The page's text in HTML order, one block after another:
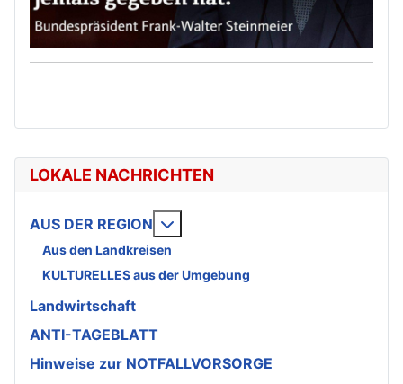
LOKALE NACHRICHTEN
AUS DER REGION
Aus den Landkreisen
KULTURELLES aus der Umgebung
Landwirtschaft
ANTI-TAGEBLATT
Hinweise zur NOTFALLVORSORGE